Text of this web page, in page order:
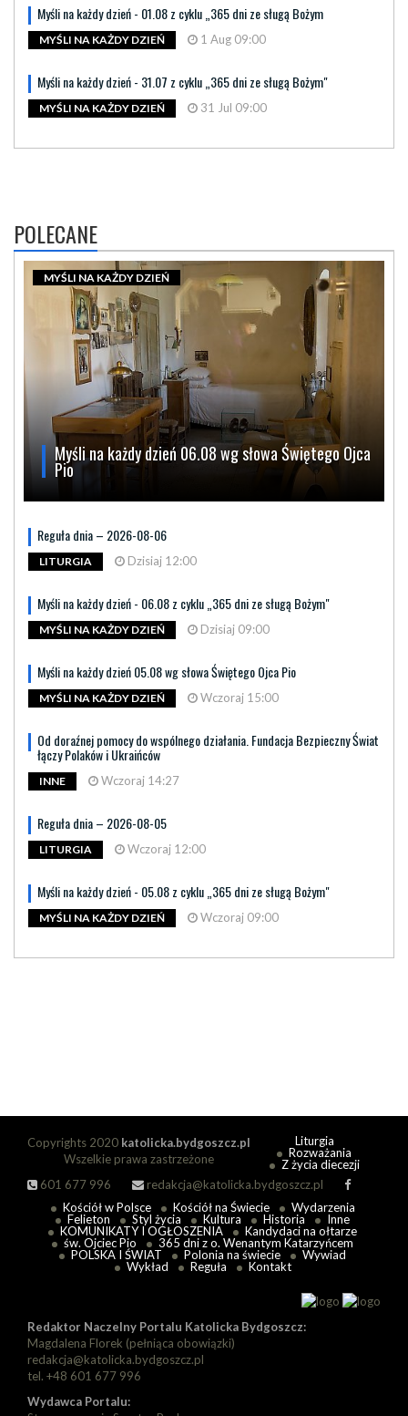
Myśli na każdy dzień - 01.08 z cyklu „365 dni ze sługą Bożym
MYŚLI NA KAŻDY DZIEŃ 1 Aug 09:00
Myśli na każdy dzień - 31.07 z cyklu „365 dni ze sługą Bożym"
MYŚLI NA KAŻDY DZIEŃ 31 Jul 09:00
POLECANE
Myśli na każdy dzień 06.08 wg słowa Świętego Ojca
Pio
MYŚLI NA KAŻDY DZIEŃ
Reguła dnia – 2026-08-06
LITURGIA Dzisiaj 12:00
Myśli na każdy dzień - 06.08 z cyklu „365 dni ze sługą Bożym"
MYŚLI NA KAŻDY DZIEŃ Dzisiaj 09:00
Myśli na każdy dzień 05.08 wg słowa Świętego Ojca Pio
MYŚLI NA KAŻDY DZIEŃ Wczoraj 15:00
Od doraźnej pomocy do wspólnego działania. Fundacja Bezpieczny Świat
łączy Polaków i Ukraińców
INNE Wczoraj 14:27
Reguła dnia – 2026-08-05
LITURGIA Wczoraj 12:00
Myśli na każdy dzień - 05.08 z cyklu „365 dni ze sługą Bożym"
MYŚLI NA KAŻDY DZIEŃ Wczoraj 09:00
Copyrights 2020 katolicka.bydgoszcz.pl
Wszelkie prawa zastrzeżone
601 677 996
redakcja@katolicka.bydgoszcz.pl
Liturgia
Rozważania
Z życia diecezji
Kościół w Polsce Kościół na Świecie
Wydarzenia
Felieton
Styl życia Kultura Historia
Inne
KOMUNIKATY I OGŁOSZENIA
Kandydaci na ołtarze
św. Ojciec Pio
365 dni z o. Wenantym Katarzyńcem
POLSKA I ŚWIAT
Polonia na świecie
Wywiad
Wykład
Reguła Kontakt
Redaktor Naczelny Portalu Katolicka Bydgoszcz:
Magdalena Florek (pełniąca obowiązki)
redakcja@katolicka.bydgoszcz.pl
tel. +48 601 677 996
Wydawca Portalu: